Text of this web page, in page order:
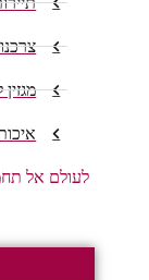
לעולם אל